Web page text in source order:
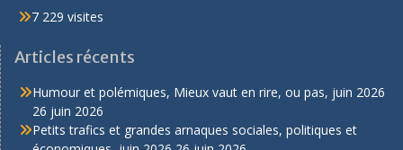
7 229 visites
Articles récents
Humour et polémiques, Mieux vaut en rire, ou pas, juin 2026
26 juin 2026
Petits trafics et grandes arnaques sociales, politiques et